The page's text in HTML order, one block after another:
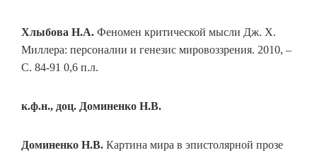
Хлыбова Н.А. Феномен критической мысли Дж. Х.
Миллера: персоналии и генезис мировоззрения. 2010, –
С. 84-91 0,6 п.л.
к.ф.н., доц. Доминенко Н.В.
Доминенко Н.В. Картина мира в эпистолярной прозе